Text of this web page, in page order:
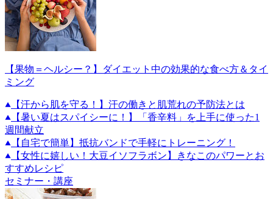
【果物＝ヘルシー？】ダイエット中の効果的な食べ方＆タイ
ミング
【汗から肌を守る！】汗の働きと肌荒れの予防法とは
【暑い夏はスパイシーに！】「香辛料」を上手に使った1
週間献立
【自宅で簡単】抵抗バンドで手軽にトレーニング！
【女性に嬉しい！大豆イソフラボン】きなこのパワーとお
すすめレシピ
セミナー・講座